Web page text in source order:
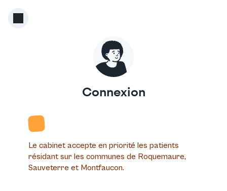
Connexion
Le cabinet accepte en priorité les patients
résidant sur les communes de Roquemaure,
Sauveterre et Montfaucon.